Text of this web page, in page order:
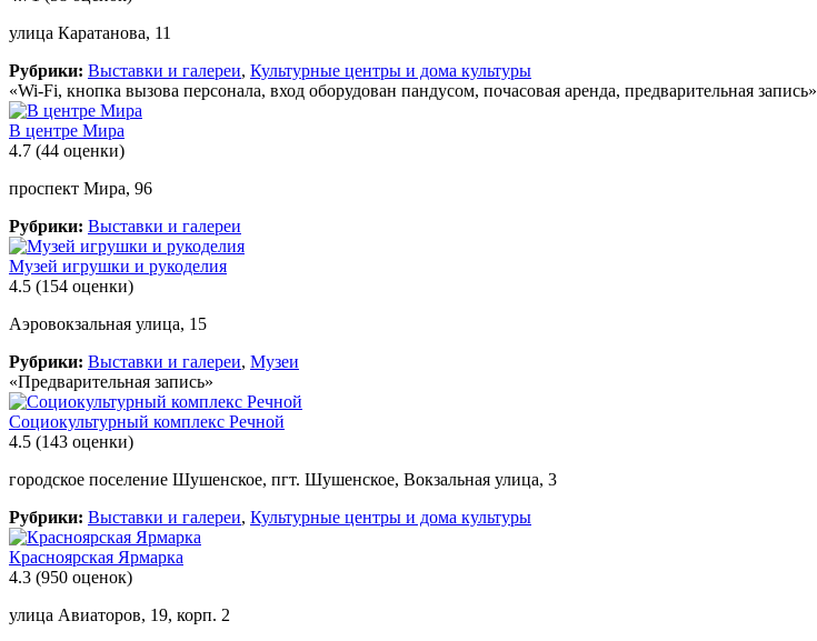
улица Каратанова, 11
Рубрики: Выставки и галереи, Культурные центры и дома культуры
«Wi-Fi, кнопка вызова персонала, вход оборудован пандусом, почасовая аренда, предварительная запись»
В центре Мира
4.7 (44 оценки)
проспект Мира, 96
Рубрики: Выставки и галереи
Музей игрушки и рукоделия
4.5 (154 оценки)
Аэровокзальная улица, 15
Рубрики: Выставки и галереи, Музеи
«Предварительная запись»
Социокультурный комплекс Речной
4.5 (143 оценки)
городское поселение Шушенское, пгт. Шушенское, Вокзальная улица, 3
Рубрики: Выставки и галереи, Культурные центры и дома культуры
Красноярская Ярмарка
4.3 (950 оценок)
улица Авиаторов, 19, корп. 2